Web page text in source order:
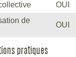
OUI
de
OUI
pratiques